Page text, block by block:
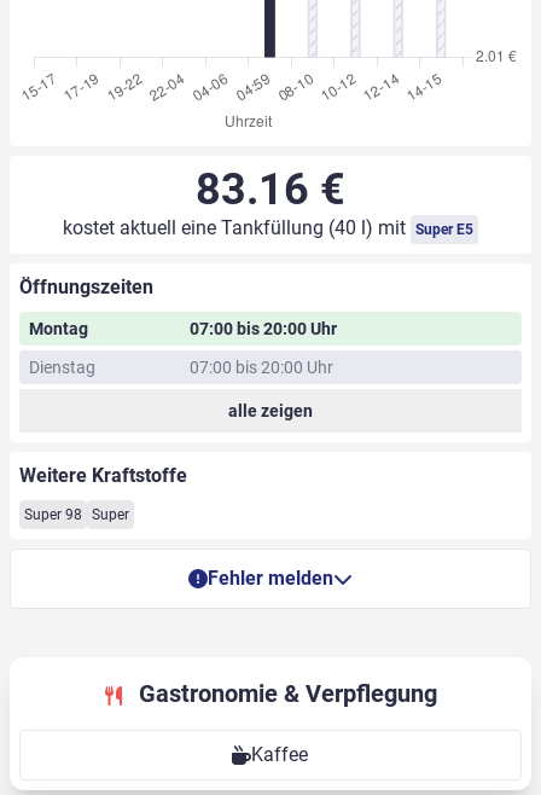
83.16 €
kostet aktuell eine Tankfüllung (40 l) mit Super E5
Öffnungszeiten
Montag
07:00 bis 20:00 Uhr
Dienstag
07:00 bis 20:00 Uhr
alle zeigen
Weitere Kraftstoffe
Super 98 Super
Fehler melden
Gastronomie & Verpflegung
Kaffee